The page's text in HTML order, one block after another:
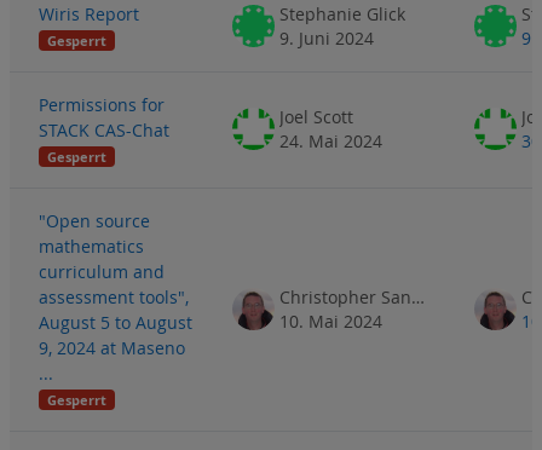
Wiris Report
Gesperrt
Stephanie Glick
9. Juni 2024
9.
Permissions for
STACK CAS-Chat
Gesperrt
Joel Scott
24. Mai 2024
"Open source
mathematics
curriculum and
assessment tools",
August 5 to August
9, 2024 at Maseno
...
Gesperrt
Christopher Sangwin
10. Mai 2024